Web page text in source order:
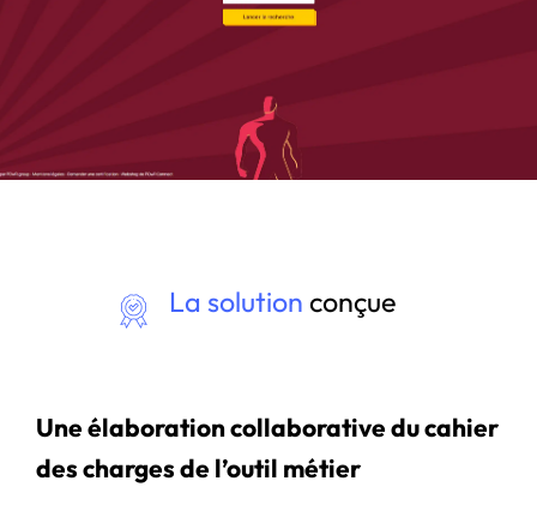
La solution conçue
Une élaboration collaborative du cahier
des charges de l’outil métier